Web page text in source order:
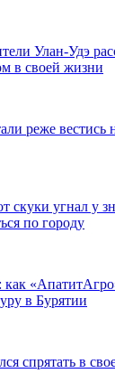
Улан-Удэ
в своей жизни
реже вестись
скуки угнал у
по городу
в Бурятии
спрятать в